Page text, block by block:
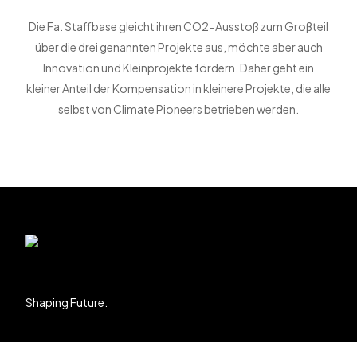
Die Fa. Staffbase gleicht ihren CO2-Ausstoß zum Großteil
über die drei genannten Projekte aus, möchte aber auch
Innovation und Kleinprojekte fördern. Daher geht ein
kleiner Anteil der Kompensation in kleinere Projekte, die alle
selbst von Climate Pioneers betrieben werden.
Shaping Future.